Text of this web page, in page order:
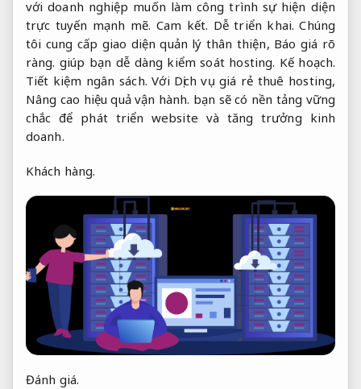
với doanh nghiệp muốn làm công trình sự hiện diện
trực tuyến mạnh mẽ. Cam kết. Dễ triển khai. Chúng
tôi cung cấp giao diện quản lý thân thiện, Báo giá rõ
ràng. giúp bạn dễ dàng kiểm soát hosting. Kế hoạch.
Tiết kiệm ngân sách. Với Dịch vụ giá rẻ thuê hosting,
Nâng cao hiệu quả vận hành. bạn sẽ có nền tảng vững
chắc để phát triển website và tăng trưởng kinh
doanh.
Khách hàng.
Đánh giá.